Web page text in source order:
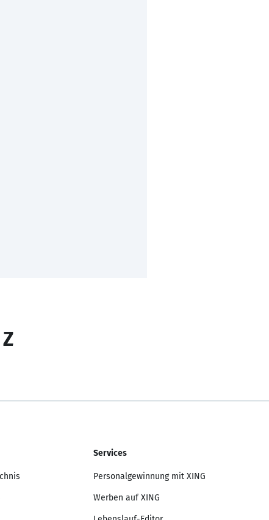
Services
Personalgewinnung mit XING
Werben auf XING